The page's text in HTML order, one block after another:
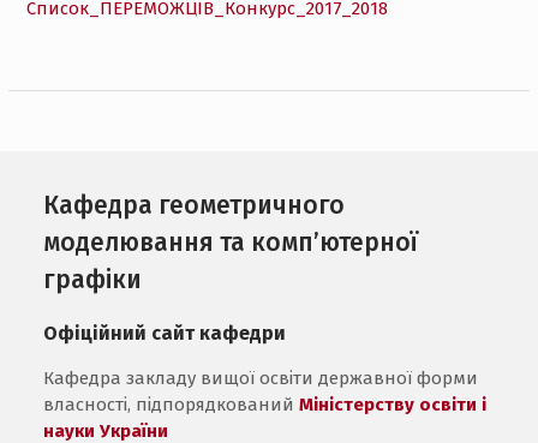
Список_ПЕРЕМОЖЦIВ_Конкурс_2017_2018
Кафедра геометричного
моделювання та комп’ютерної
графіки
Офіційний сайт кафедри
Кафедра закладу вищої освіти державної форми
власності, підпорядкованийМіністерству освіти і
науки України